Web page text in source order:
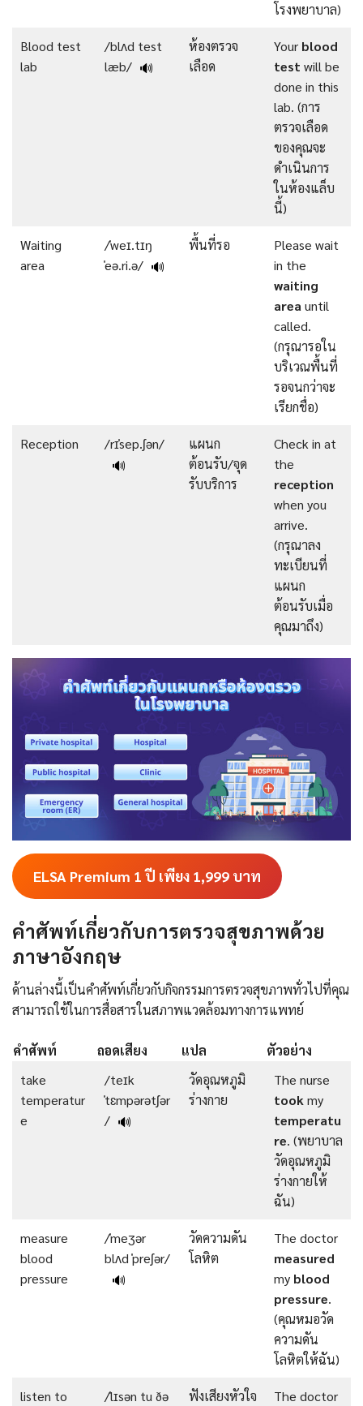
โรงพยาบาล)
Blood test
lab
/blʌd test
læb/ 🔊
ห้องตรวจ
เลือด
Your blood
test will be
done in this
lab. (การ
ตรวจเลือด
ของคุณจะ
ดำเนินการ
ในห้องแล็บ
นี้)
Waiting
area
/ˈweɪ.tɪŋ
ˈeə.ri.ə/ 🔊
พื้นที่รอ
Please wait
in the
waiting
area until
called.
(กรุณารอใน
บริเวณพื้นที่
รอจนกว่าจะ
เรียกชื่อ)
Reception
/rɪˈsep.ʃən/
🔊
แผนก
ต้อนรับ/จุด
รับบริการ
Check in at
the
reception
when you
arrive.
(กรุณาลง
ทะเบียนที่
แผนก
ต้อนรับเมื่อ
คุณมาถึง)
ELSA Premium 1 ปี เพียง 1,999 บาท
คำศัพท์เกี่ยวกับการตรวจสุขภาพด้วย
ภาษาอังกฤษ
ด้านล่างนี้เป็นคำศัพท์เกี่ยวกับกิจกรรมการตรวจสุขภาพทั่วไปที่คุณ
สามารถใช้ในการสื่อสารในสภาพแวดล้อมทางการแพทย์
คำศัพท์ ถอดเสียง แปล
ตัวอย่าง
take
temperatur
e
/teɪk
ˈtɛmpərətʃər
/ 🔊
วัดอุณหภูมิ
ร่างกาย
The nurse
tookmy
temperatu
re. (พยาบาล
วัดอุณหภูมิ
ร่างกายให้
ฉัน)
measure
blood
pressure
/ˈmeʒər
blʌd ˈpreʃər/
🔊
วัดความดัน
โลหิต
The doctor
measured
my blood
pressure.
(คุณหมอวัด
ความดัน
โลหิตให้ฉัน)
listen to
/ˈlɪsən tu ðə
ฟังเสียงหัวใจ
The doctor